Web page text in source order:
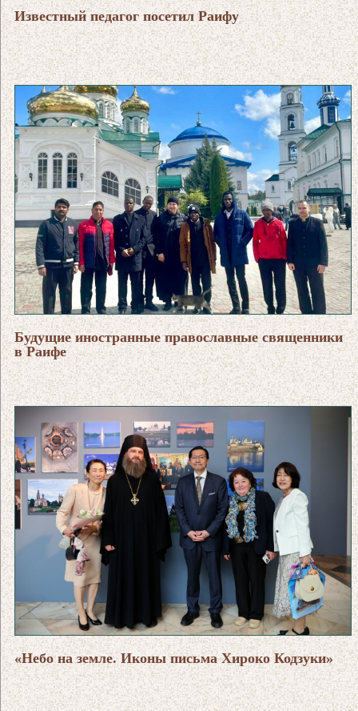
Известный педагог посетил Раифу
Будущие иностранные православные священники
в Раифе
«Небо на земле. Иконы письма Хироко Кодзуки»